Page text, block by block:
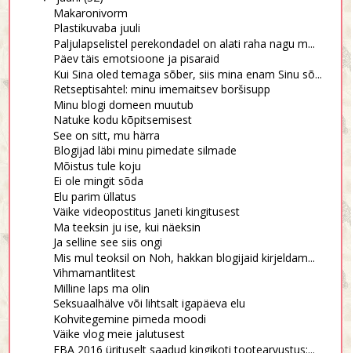
Makaronivorm
Plastikuvaba juuli
Paljulapselistel perekondadel on alati raha nagu m...
Päev täis emotsioone ja pisaraid
Kui Sina oled temaga sõber, siis mina enam Sinu sõ...
Retseptisahtel: minu imemaitsev boršisupp
Minu blogi domeen muutub
Natuke kodu kõpitsemisest
See on sitt, mu härra
Blogijad läbi minu pimedate silmade
Mõistus tule koju
Ei ole mingit sõda
Elu parim üllatus
Väike videopostitus Janeti kingitusest
Ma teeksin ju ise, kui näeksin
Ja selline see siis ongi
Mis mul teoksil on Noh, hakkan blogijaid kirjeldam...
Vihmamantlitest
Milline laps ma olin
Seksuaalhälve või lihtsalt igapäeva elu
Kohvitegemine pimeda moodi
Väike vlog meie jalutusest
EBA 2016 ürituselt saadud kingikoti tootearvustus:...